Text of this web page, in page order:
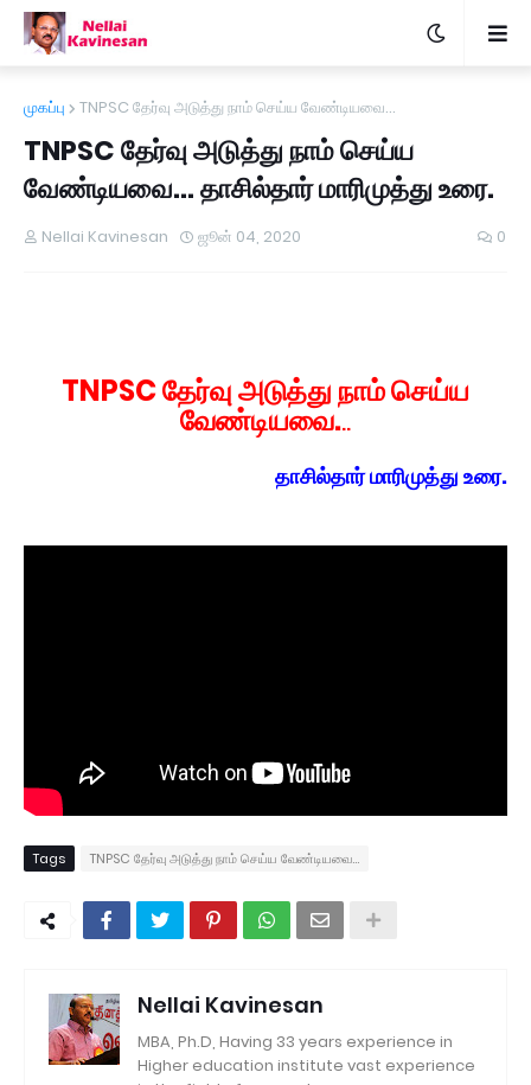
முகப்பு TNPSC தேர்வு அடுத்து நாம் செய்ய வேண்டியவை...
TNPSC தேர்வு அடுத்து நாம் செய்ய
வேண்டியவை... தாசில்தார் மாரிமுத்து உரை.
Nellai Kavinesan ஜூன் 04, 2020 0
TNPSC தேர்வு அடுத்து நாம் செய்ய
வேண்டியவை...
தாசில்தார் மாரிமுத்து உரை.
Tags TNPSC தேர்வு அடுத்து நாம் செய்ய வேண்டியவை...
Nellai Kavinesan
MBA, Ph.D, Having 33 years experience in
Higher education institute vast experience